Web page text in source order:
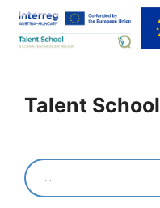
Talent School